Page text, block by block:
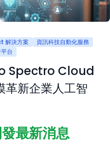
解決方案
資訊科技自動化服務
台
Spectro Cloud
新企業人工智
最新消息